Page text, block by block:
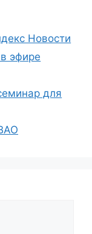
Новости
эфире
для